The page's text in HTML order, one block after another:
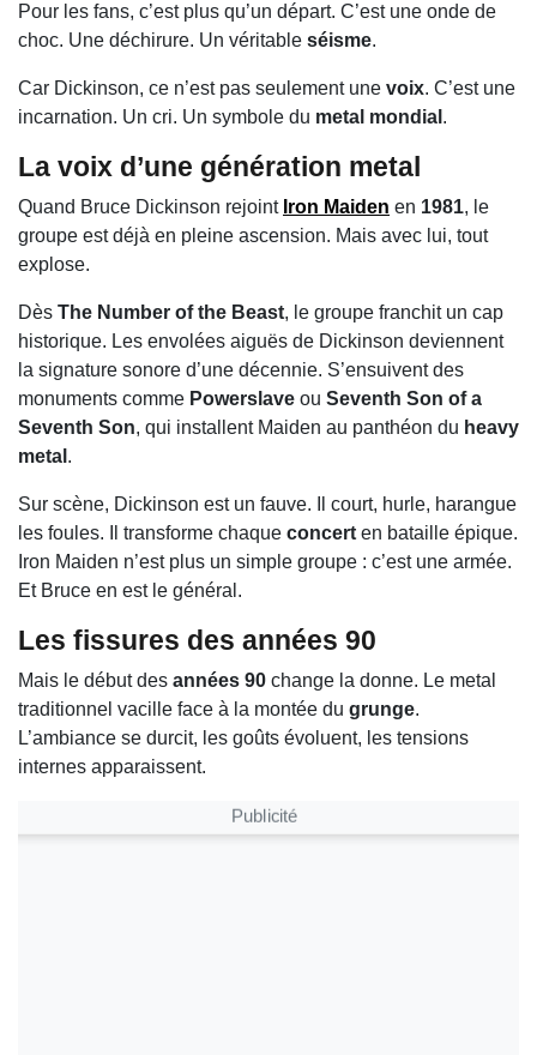
Pour les fans, c’est plus qu’un départ. C’est une onde de
choc. Une déchirure. Un véritable séisme.
Car Dickinson, ce n’est pas seulement une voix. C’est une
incarnation. Un cri. Un symbole du metal mondial .
La voix d’une génération metal
Quand Bruce Dickinson rejoint Iron Maiden en 1981, le
groupe est déjà en pleine ascension. Mais avec lui, tout
explose.
Dès The Number of the Beast, le groupe franchit un cap
historique. Les envolées aiguës de Dickinson deviennent
la signature sonore d’une décennie. S’ensuivent des
monuments comme Powerslave ou Seventh Son of a
Seventh Son, qui installent Maiden au panthéon du heavy
metal .
Sur scène, Dickinson est un fauve. Il court, hurle, harangue
les foules. Il transforme chaque concert en bataille épique.
Iron Maiden n’est plus un simple groupe : c’est une armée.
Et Bruce en est le général.
Les fissures des années 90
Mais le début des années 90 change la donne. Le metal
traditionnel vacille face à la montée du grunge.
L’ambiance se durcit, les goûts évoluent, les tensions
internes apparaissent.
Publicité